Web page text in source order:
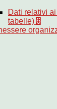
Dati relativi
tabelle) 6